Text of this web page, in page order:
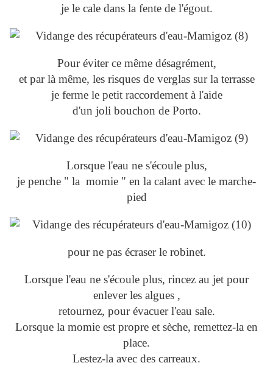
je le cale dans la fente de l'égout.
Pour éviter ce même désagrément,
et par là même, les risques de verglas sur la terrasse
je ferme le petit raccordement à l'aide
d'un joli bouchon de Porto.
Lorsque l'eau ne s'écoule plus,
je penche " la momie " en la calant avec le marche-
pied
pour ne pas écraser le robinet.
Lorsque l'eau ne s'écoule plus, rincez au jet pour
enlever les algues ,
retournez, pour évacuer l'eau sale.
Lorsque la momie est propre et sèche, remettez-la en
place.
Lestez-la avec des carreaux.